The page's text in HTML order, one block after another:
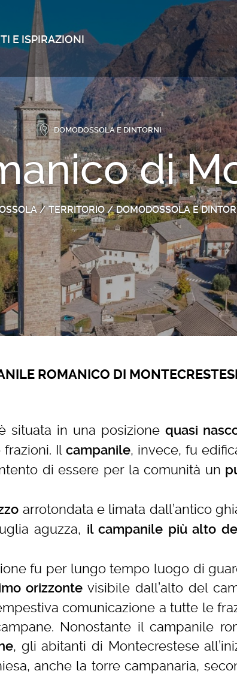
E ISPIRAZIONI
DOMODOSSOLA E DINTORNI
di
/TERRITORIO/DOMODOSSOLA E
ROMANICO DI
situata in una posizione quasi
frazioni. Ilcampanile, invece, fu
di essere per la comunità un
arrotondata e limata dall’antico
aguzza, il campanile più alto
fu per lungo tempo luogo di
orizzonte visibile dall’alto del
comunicazione a tutte le
Nonostante il campanile
, gli abitanti di Montecrestese
anche la torre campanaria,